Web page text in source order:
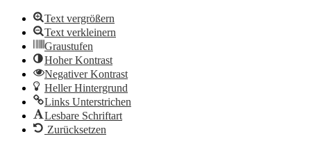
Text vergrößern
Text verkleinern
Graustufen
Hoher Kontrast
Negativer Kontrast
Heller Hintergrund
Links Unterstrichen
Lesbare Schriftart
Zurücksetzen